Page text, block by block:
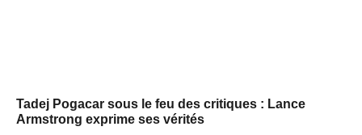
Tadej Pogacar sous le feu des critiques : Lance
Armstrong exprime ses vérités